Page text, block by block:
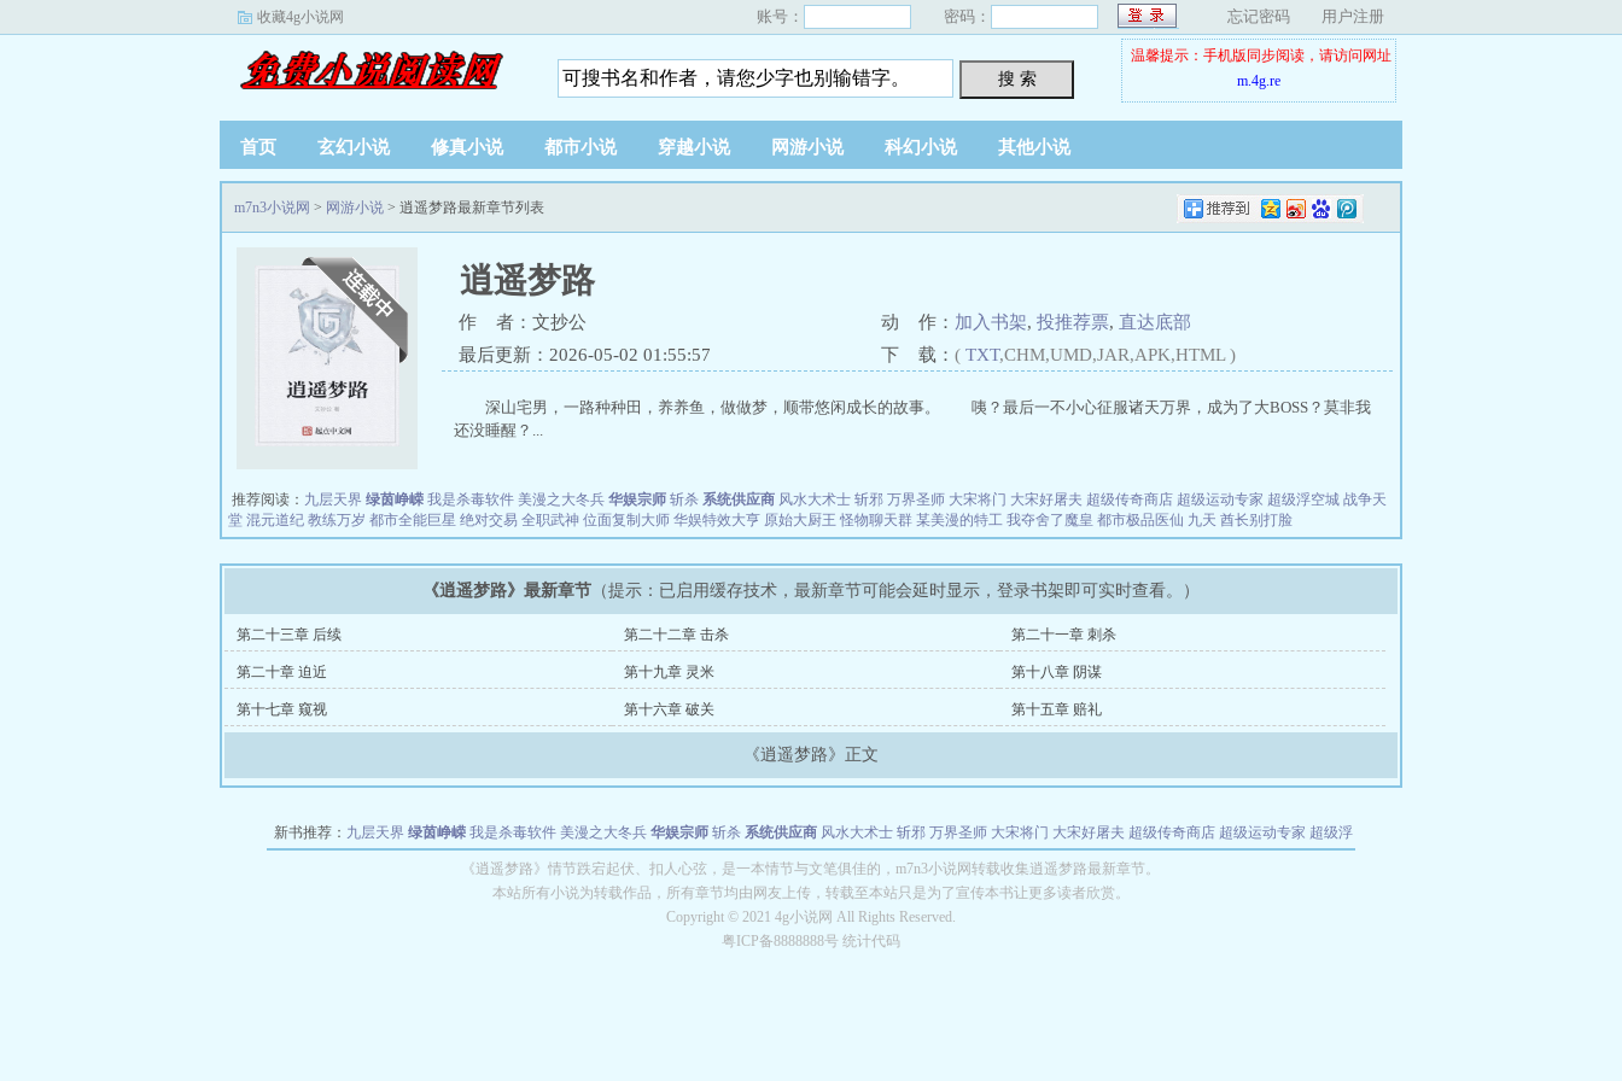
收藏4g小说网 账号： 密码： 忘记密码 用户注册
搜 索
温馨提示：手机版同步阅读，请访问网址
m.4g.re
首页 玄幻小说 修真小说 都市小说 穿越小说 网游小说 科幻小说 其他小说
m7n3小说网 > 网游小说 > 逍遥梦路最新章节列表
逍遥梦路
作 者：文抄公 动 作： 加入书架, 投推荐票, 直达底部
最后更新：2026-05-02 01:55:57
下 载： ( TXT,CHM,UMD,JAR,APK,HTML )
深山宅男，一路种种田，养养鱼，做做梦，顺带悠闲成长的故事。 咦？最后一不小心征服诸天万界，成为了大BOSS？莫非我
还没睡醒？...
推荐阅读： 九层天界 绿茵峥嵘 我是杀毒软件 美漫之大冬兵 华娱宗师 斩杀 系统供应商 风水大术士 斩邪 万界圣师 大宋将门 大宋好屠夫 超级传奇商店 超级运动专家 超级浮空城 战争天
堂 混元道纪 教练万岁 都市全能巨星 绝对交易 全职武神 位面复制大师 华娱特效大亨 原始大厨王 怪物聊天群 某美漫的特工 我夺舍了魔皇 都市极品医仙 九天 酋长别打脸
《逍遥梦路》最新章节 （提示：已启用缓存技术，最新章节可能会延时显示，登录书架即可实时查看。）
第二十三章 后续 第二十二章 击杀 第二十一章 刺杀
第二十章 迫近 第十九章 灵米 第十八章 阴谋
第十七章 窥视 第十六章 破关 第十五章 赔礼
《逍遥梦路》正文
新书推荐： 九层天界 绿茵峥嵘 我是杀毒软件 美漫之大冬兵 华娱宗师 斩杀 系统供应商 风水大术士 斩邪 万界圣师 大宋将门 大宋好屠夫 超级传奇商店 超级运动专家 超级浮
教练万岁 都市全能巨星 绝对交易 全职武神 位面复制大师 华娱特效大亨 原始大厨王 怪物聊天群 某美漫的特工 我夺舍了魔皇
长别打脸
《逍遥梦路》情节跌宕起伏、扣人心弦，是一本情节与文笔俱佳的，m7n3小说网转载收集逍遥梦路最新章节。
本站所有小说为转载作品，所有章节均由网友上传，转载至本站只是为了宣传本书让更多读者欣赏。
Copyright © 2021 4g小说网 All Rights Reserved.
粤ICP备8888888号 统计代码